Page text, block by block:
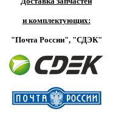
и комплектующих:
"Почта России", "СДЭК"